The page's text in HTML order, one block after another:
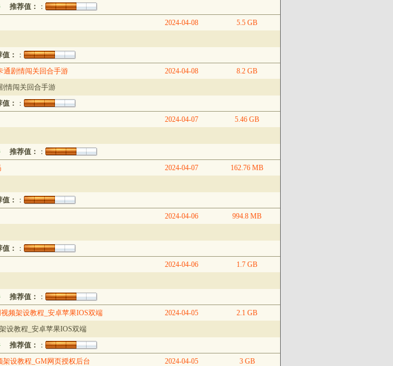
推荐值：
：
5.5 GB
2024-04-08
：
：
8.2 GB
2024-04-08
通剧情闯关回合手游
情闯关回合手游
：
：
5.46 GB
2024-04-07
推荐值：
：
162.76 MB
2024-04-07
：
：
994.8 MB
2024-04-06
：
：
1.7 GB
2024-04-06
推荐值：
：
2.1 GB
2024-04-05
频架设教程_安卓苹果IOS双端
设教程_安卓苹果IOS双端
推荐值：
：
3 GB
2024-04-05
设教程_GM网页授权后台